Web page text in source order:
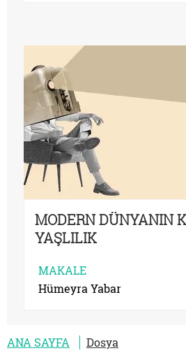
MODERN DÜNYANIN
YAŞLILIK
MAKALE
Hümeyra Yabar
ANA SAYFA
Dosya